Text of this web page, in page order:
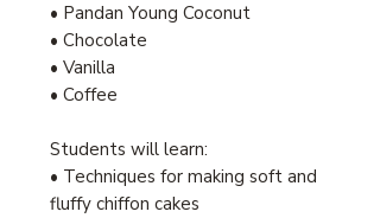
• Pandan Young Coconut
• Chocolate
• Vanilla
• Coffee
Students will learn:
• Techniques for making soft and
fluffy chiffon cakes